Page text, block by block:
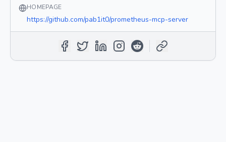
HOMEPAGE
https://github.com/pab1it0/prometheus-mcp-server